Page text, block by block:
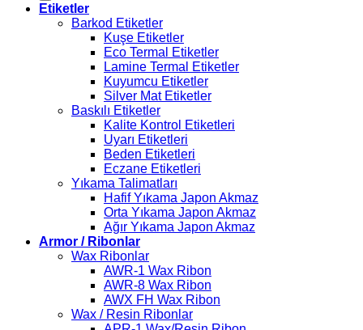
Etiketler
Barkod Etiketler
Kuşe Etiketler
Eco Termal Etiketler
Lamine Termal Etiketler
Kuyumcu Etiketler
Silver Mat Etiketler
Baskılı Etiketler
Kalite Kontrol Etiketleri
Uyarı Etiketleri
Beden Etiketleri
Eczane Etiketleri
Yıkama Talimatları
Hafif Yıkama Japon Akmaz
Orta Yıkama Japon Akmaz
Ağır Yıkama Japon Akmaz
Armor / Ribonlar
Wax Ribonlar
AWR-1 Wax Ribon
AWR-8 Wax Ribon
AWX FH Wax Ribon
Wax / Resin Ribonlar